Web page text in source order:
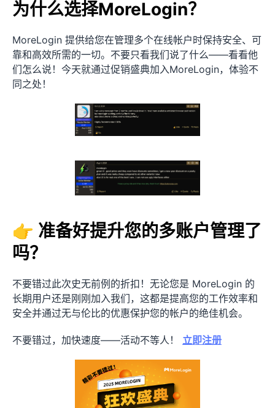
为什么选择MoreLogin？
MoreLogin 提供给您在管理多个在线帐户时保持安全、可
靠和高效所需的一切。不要只看我们说了什么——看看他
们怎么说！今天就通过促销盛典加入MoreLogin，体验不
同之处！
👉 准备好提升您的多账户管理了
吗？
不要错过此次史无前例的折扣！无论您是 MoreLogin 的
长期用户还是刚刚加入我们，这都是提高您的工作效率和
安全并通过无与伦比的优惠保护您的帐户的绝佳机会。
不要错过，加快速度——活动不等人！ 立即注册